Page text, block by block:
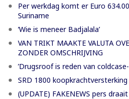
Per werkdag komt er Euro
Suriname
‘Wie is meneer Badjalala’
VAN TRIKT MAAKTE VALUTA
ZONDER OMSCHRIJVING
’Drugsroof is reden van
SRD 1800
(UPDATE) FAKENEWS pers